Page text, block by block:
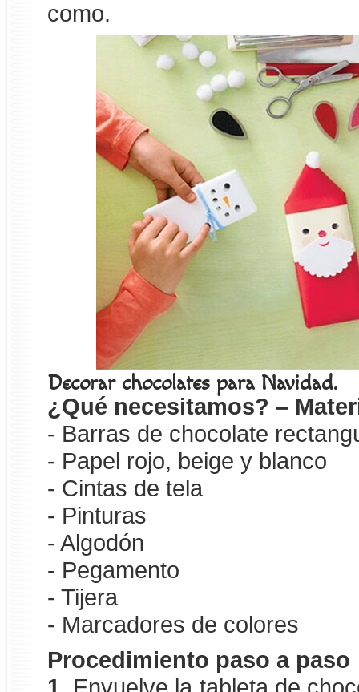
como.
Decorar chocolates para Navidad.
¿Qué necesitamos? –
- Barras de chocolate
- Papel rojo, beige y blanco
- Cintas de tela
- Pinturas
- Algodón
- Pegamento
- Tijera
- Marcadores de colores
Procedimiento paso a paso